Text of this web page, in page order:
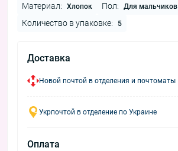
Материал: Хлопок Пол: Для мальчиков
Количество в упаковке: 5
Доставка
Новой почтой в отделения и почтоматы
Укрпочтой в отделение по Украине
Оплата